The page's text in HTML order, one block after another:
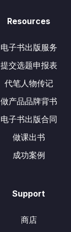
Resources
电子书出版服务
提交选题申报表
代笔人物传记
做产品品牌背书
电子书出版合同
做课出书
成功案例
Support
商店